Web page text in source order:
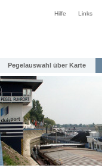
Hilfe Links
Pegelauswahl über Karte